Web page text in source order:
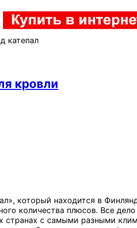
катепал
кровли
который находится в
количества плюсов. Все
странах с самыми разными